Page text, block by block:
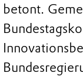
betont.